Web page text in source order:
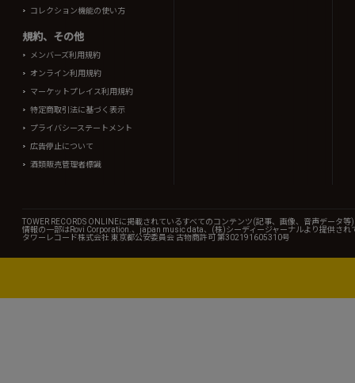
コレクション機能の使い方
規約、その他
メンバーズ利用規約
オンライン利用規約
マーケットプレイス利用規約
特定商取引法に基づく表示
プライバシーステートメント
広告停止について
酒類販売管理者標識
TOWER RECORDS ONLINEに掲載されているすべてのコンテンツ(記事、画像、音声データ
情報の一部はRovi Corporation.、japan music data、(株)シーディージャーナルより提供され
タワーレコード株式会社 東京都公安委員会 古物商許可 第302191605310号